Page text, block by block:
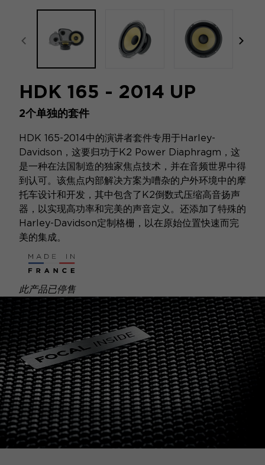
focal-naim-frontent::misc.prev_label
HDK 165 - 2014 UP
2个单独的套件
HDK 165-2014中的演讲者套件专用于Harley-
Davidson，这要归功于K2 Power Diaphragm，这
是一种在法国制造的独家焦点技术，并在音频世界中得
到认可。该焦点内部解决方案为嘈杂的户外环境中的摩
托车设计和开发，其中包含了K2倒数式压缩高音扬声
器，以实现高功率和完美的声音定义。还添加了特殊的
Harley-Davidson定制格栅，以在原始位置快速而完
美的集成。
此产品已停售